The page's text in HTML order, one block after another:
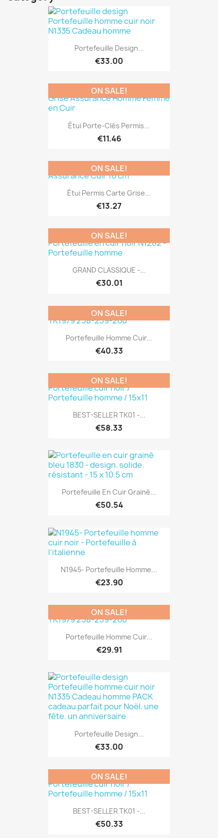
Portefeuille Design...
€33.00
Étui Porte-Clés Permis...
€11.46
ON SALE!
Étui Permis Carte Grise...
€13.27
ON SALE!
GRAND CLASSIQUE -...
€30.01
ON SALE!
Portefeuille Homme Cuir...
€40.33
ON SALE!
BEST-SELLER TK01 -...
€58.33
ON SALE!
Portefeuille En Cuir Grainé...
€50.54
N1945- Portefeuille Homme...
€23.90
Portefeuille Homme Cuir...
€29.91
ON SALE!
Portefeuille Design...
€33.00
BEST-SELLER TK01 -...
€50.33
ON SALE!